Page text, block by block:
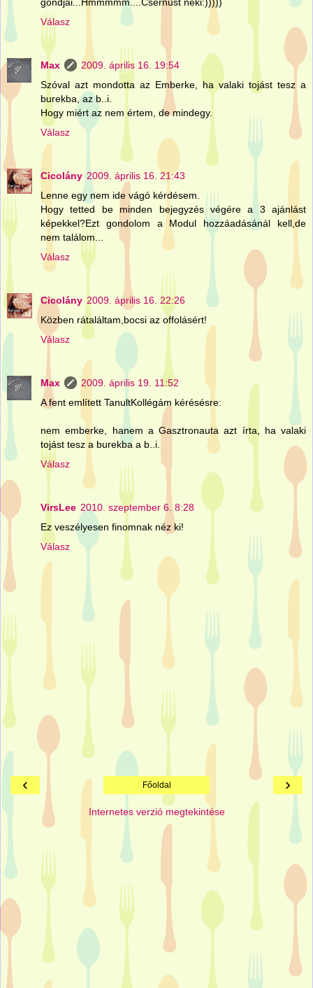
gondjai...Hmmmmm....Csernust neki:)))))
Válasz
Max
2009. április 16. 19:54
Szóval azt mondotta az Emberke, ha valaki tojást tesz a
burekba, az b..i.
Hogy miért az nem értem, de mindegy.
Válasz
Cicolány 2009. április 16. 21:43
Lenne egy nem ide vágó kérdésem.
Hogy tetted be minden bejegyzés végére a 3 ajánlást
képekkel?Ezt gondolom a Modul hozzáadásánál kell,de
nem találom...
Válasz
Cicolány 2009. április 16. 22:26
Közben rátaláltam,bocsi az offolásért!
Válasz
Max
2009. április 19. 11:52
A fent említett TanultKollégám kérésésre:
nem emberke, hanem a Gasztronauta azt írta, ha valaki
tojást tesz a burekba a b..i.
Válasz
VirsLee 2010. szeptember 6. 8:28
Ez veszélyesen finomnak néz ki!
Válasz
‹ ›
Főoldal
Internetes verzió megtekintése